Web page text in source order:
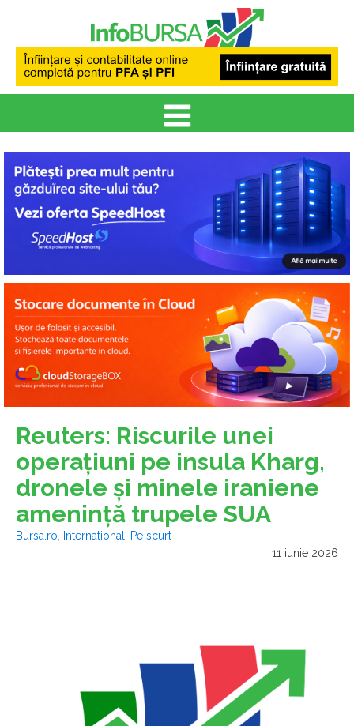
Reuters: Riscurile unei
operaţiuni pe insula Kharg,
dronele şi minele iraniene
ameninţă trupele SUA
Bursa.ro International
Pe scurt
11 iunie 2026